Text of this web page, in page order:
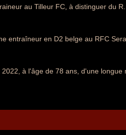
au Tilleur FC, à distinguer du
entraîneur en D2 belge au RFC
à l'âge de 78 ans, d'une longue